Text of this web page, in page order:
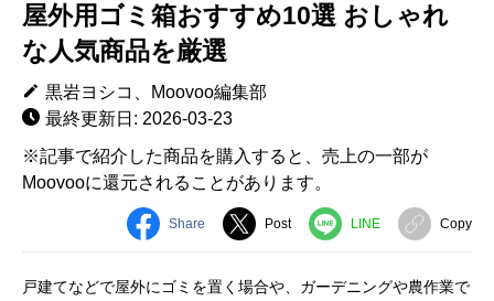
屋外用ゴミ箱おすすめ10選 おしゃれ
な人気商品を厳選
黒岩ヨシコ、Moovoo編集部
最終更新日: 2026-03-23
※記事で紹介した商品を購入すると、売上の一部が
Moovooに還元されることがあります。
Share Post LINE Copy
戸建てなどで屋外にゴミを置く場合や、ガーデニングや農作業で